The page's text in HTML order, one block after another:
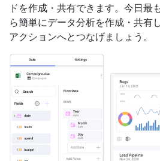
ドを作成・共有できます。今日最
ら簡単にデータ分析を作成・共有
アクションへとつなげましょう。